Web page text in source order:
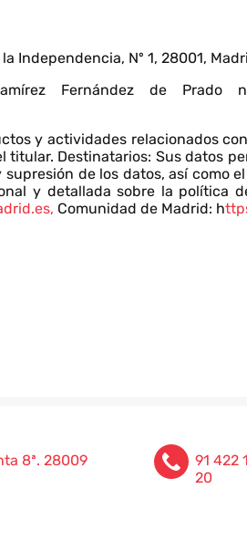
la Independencia, Nº 1, 28001,
Fernández de Prado
y actividades relacionados
Destinatarios: Sus datos
de los datos, así como
y detallada sobre la política
Comunidad de Madrid: h
8ª. 28009
91 422
20